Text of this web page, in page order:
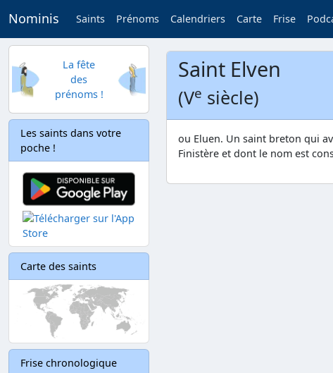
Nominis Saints Prénoms Calendriers Carte Frise
La fête
des
prénoms !
Les saints dans votre
poche !
Carte des saints
Frise chronologique
Saint Elven
(Ve siècle)
ou Eluen. Un saint breton qui
Finistère et dont le nom est